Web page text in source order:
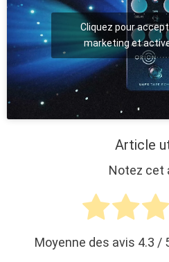
Cliquez pour
marketing et
Article
Notez cet
Moyenne des avis 4.3 /